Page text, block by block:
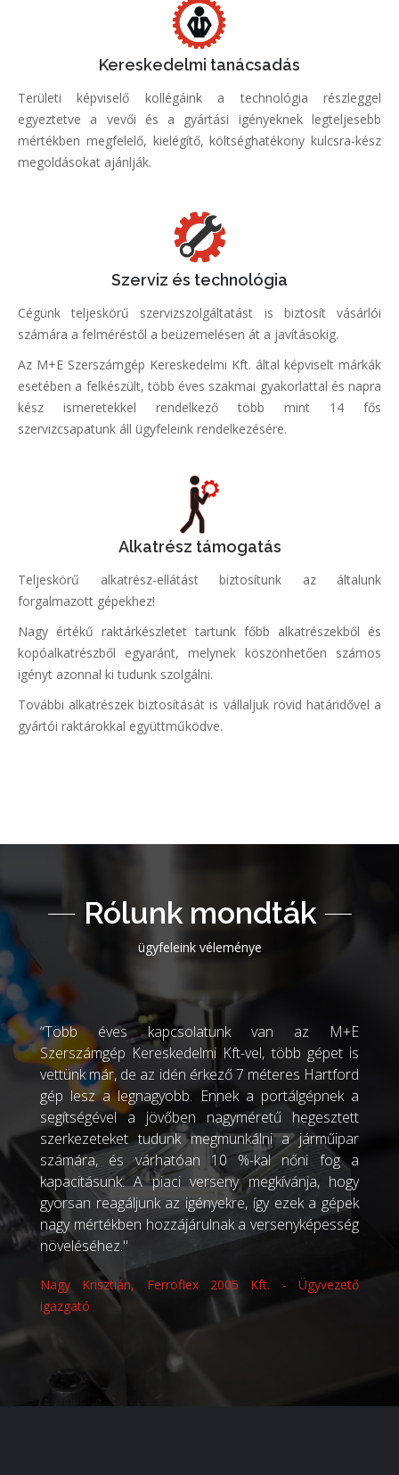
Kereskedelmi tanácsadás
Területi képviselő kollégáink a technológia részleggel
egyeztetve a vevői és a gyártási igényeknek legteljesebb
mértékben megfelelő, kielégítő, költséghatékony kulcsra-kész
megoldásokat ajánlják.
Szerviz és technológia
Cégünk teljeskörű szervizszolgáltatást is biztosít vásárlói
számára a felméréstől a beüzemelésen át a javításokig.
Az M+E Szerszámgép Kereskedelmi Kft. által képviselt márkák
esetében a felkészült, több éves szakmai gyakorlattal és napra
kész ismeretekkel rendelkező több mint 14 fős
szervizcsapatunk áll ügyfeleink rendelkezésére.
Alkatrész támogatás
Teljeskörű alkatrész-ellátást biztosítunk az általunk
forgalmazott gépekhez!
Nagy értékű raktárkészletet tartunk főbb alkatrészekből és
kopóalkatrészből egyaránt, melynek köszönhetően számos
igényt azonnal ki tudunk szolgálni.
További alkatrészek biztosítását is vállaljuk rövid határidővel a
gyártói raktárokkal együttműködve.
Rólunk mondták
ügyfeleink véleménye
“Több éves kapcsolatunk van az M+E
Szerszámgép Kereskedelmi Kft-vel, több gépet is
vettünk már, de az idén érkező 7 méteres Hartford
gép lesz a legnagyobb. Ennek a portálgépnek a
segítségével a jövőben nagyméretű hegesztett
szerkezeteket tudunk megmunkálni a járműipar
számára, és várhatóan 10 %-kal nőni fog a
kapacitásunk. A piaci verseny megkívánja, hogy
gyorsan reagáljunk az igényekre, így ezek a gépek
nagy mértékben hozzájárulnak a versenyképesség
növeléséhez."
Nagy Krisztián, Ferroflex 2005 Kft. - Ügyvezető
igazgató